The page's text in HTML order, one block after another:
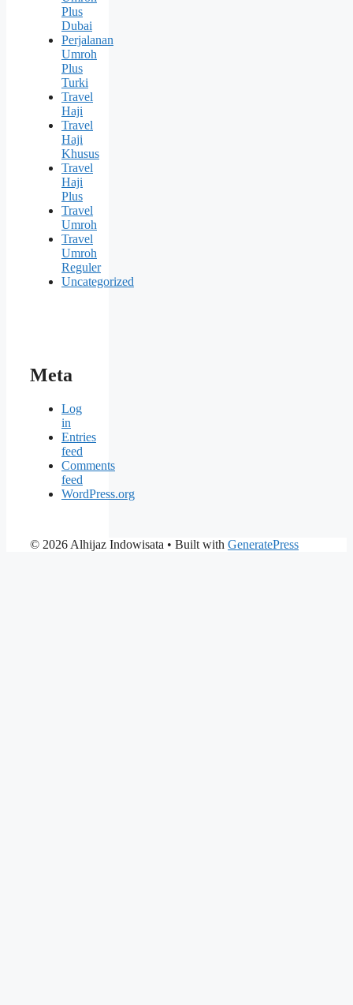
Plus
Dubai
Perjalanan
Umroh
Plus
Turki
Travel
Haji
Travel
Haji
Khusus
Travel
Haji
Plus
Travel
Umroh
Travel
Umroh
Reguler
Uncategorized
Meta
Log
in
Entries
feed
Comments
feed
WordPress.org
© 2026 Alhijaz Indowisata • Built with GeneratePress